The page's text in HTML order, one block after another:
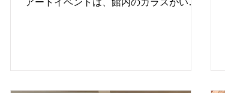
アートイベントは、館内のガラスがいっ
がとうございました。 参加者のみなさん
は、チョークアート講師の石川奈美さん